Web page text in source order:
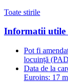
Toate stirile
Informatii utile
Pot fi
locuință
Data de la
Euroins: 17